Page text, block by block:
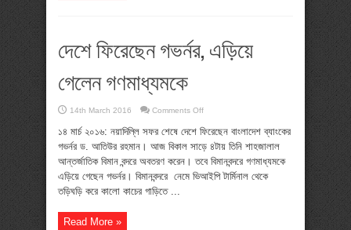
দেশে ফিরেছেন গভর্নর, এড়িয়ে
গেলেন গণমাধ্যমকে
14th March 2016 Comments Offon
ফিরেছেন
গভর্নর,
এড়িয়ে
গেলেন
গণমাধ্যমকে
১৪ মার্চ ২০১৬: নয়াদিল্লি সফর শেষে দেশে ফিরেছেন বাংলাদেশ ব্যাংকের
গভর্নর ড. আতিউর রহমান। আজ বিকাল সাড়ে ৪টায় তিনি শাহজালাল
আন্তর্জাতিক বিমান বন্দরে অবতরণ করেন। তবে বিমানবন্দরে গণমাধ্যমকে
এড়িয়ে গেছেন গভর্নর। বিমানবন্দরে নেমে ভিআইপি টার্মিনাল থেকে
তড়িঘড়ি করে কালো কাচের গাড়িতে ...
Read More »